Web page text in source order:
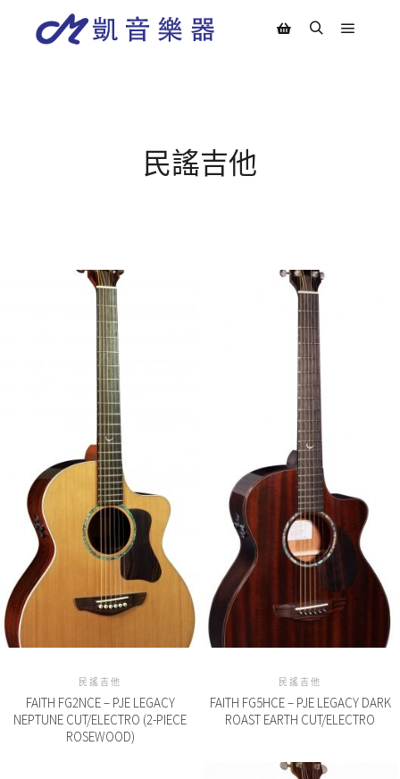
民謠吉他
民謠吉他
FAITH FG2NCE – PJE LEGACY
NEPTUNE CUT/ELECTRO (2-PIECE
ROSEWOOD)
民謠吉他
FAITH FG5HCE – PJE LEGACY DARK
ROAST EARTH CUT/ELECTRO